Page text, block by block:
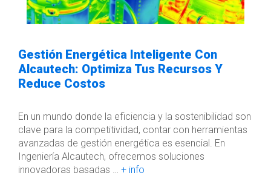
Gestión Energética Inteligente Con
Alcautech: Optimiza Tus Recursos Y
Reduce Costos
En un mundo donde la eficiencia y la sostenibilidad son
clave para la competitividad, contar con herramientas
avanzadas de gestión energética es esencial. En
Ingeniería Alcautech, ofrecemos soluciones
innovadoras basadas … + info